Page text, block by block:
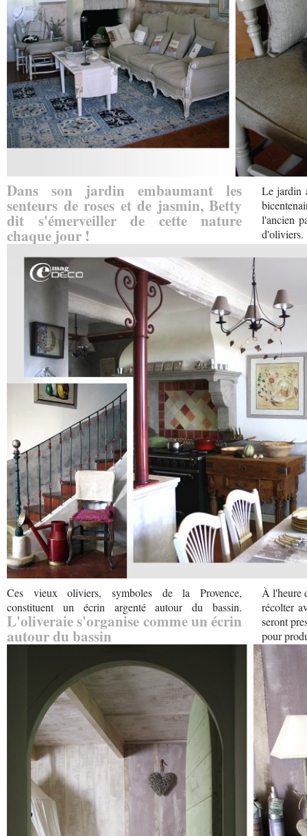
Dans son jardin embaumant les
senteurs de roses et de jasmin, Betty
dit s'émerveiller de cette nature
chaque jour !
Le jardin
l'ancien
d'oliviers.
Ces vieux oliviers, symboles de la Provence,
constituent un écrin argenté autour du bassin.
L'oliveraie s'organise comme un écrin
autour du bassin
À l'heure
récolter
seront
pour